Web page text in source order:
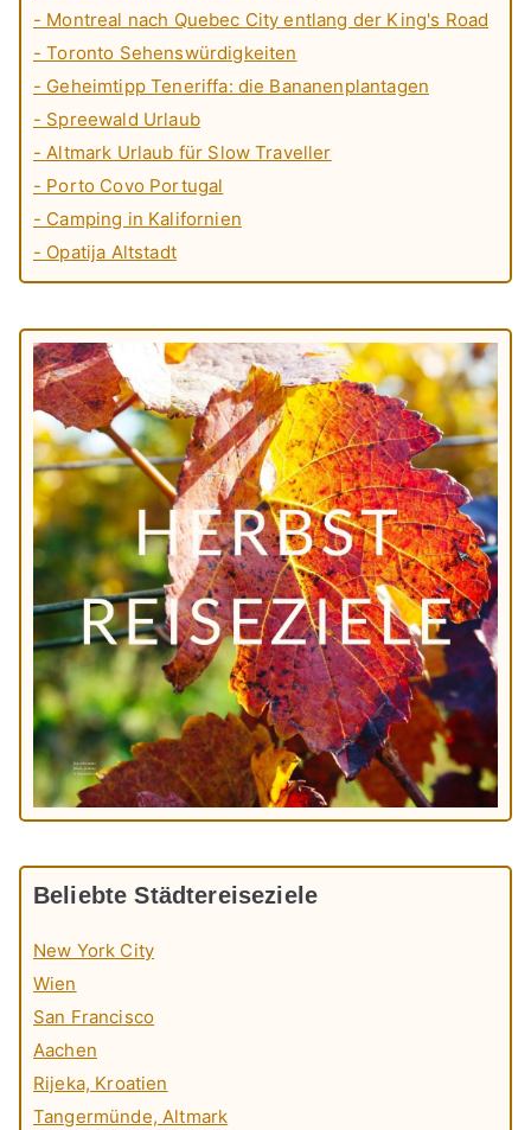
- Montreal nach Quebec City entlang der King's Road
- Toronto Sehenswürdigkeiten
- Geheimtipp Teneriffa: die Bananenplantagen
- Spreewald Urlaub
- Altmark Urlaub für Slow Traveller
- Porto Covo Portugal
- Camping in Kalifornien
- Opatija Altstadt
Beliebte Städtereiseziele
New York City
Wien
San Francisco
Aachen
Rijeka, Kroatien
Tangermünde, Altmark